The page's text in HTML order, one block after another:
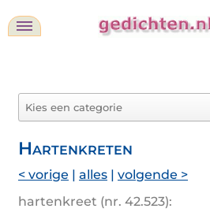
Hartenkreten
< vorige | alles | volgende >
hartenkreet (nr. 42.523):